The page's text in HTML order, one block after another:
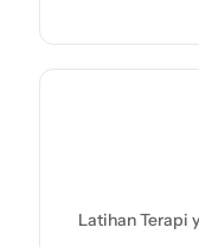
Latihan Terapi